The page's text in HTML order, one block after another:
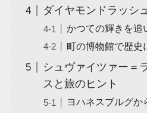
ダイヤモンドラッシ
かつての輝きを追
町の博物館で歴史
シュヴァイツァー＝
スと旅のヒント
ヨハネスブルグか